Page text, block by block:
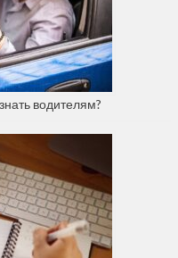
водителям?